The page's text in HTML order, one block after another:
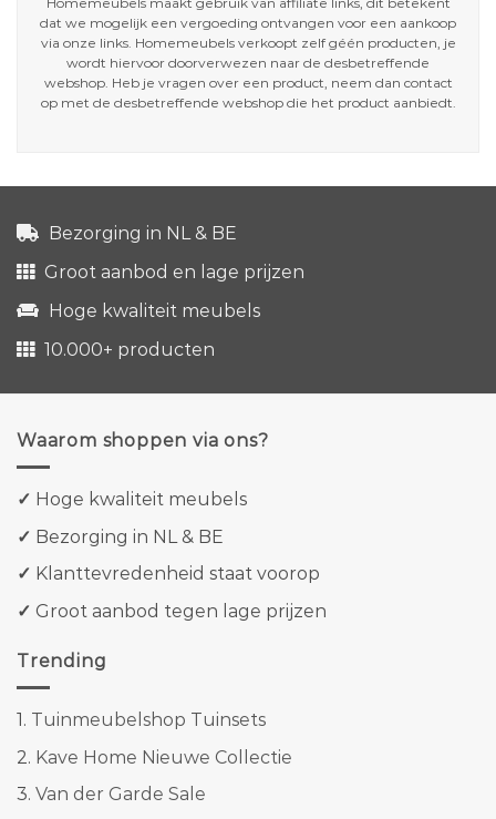
dat we mogelijk een vergoeding ontvangen voor een aankoop
via onze links. Homemeubels verkoopt zelf géén producten, je
wordt hiervoor doorverwezen naar de desbetreffende
webshop. Heb je vragen over een product, neem dan contact
op met de desbetreffende webshop die het product aanbiedt.
Bezorging in NL & BE
Groot aanbod en lage prijzen
Hoge kwaliteit meubels
10.000+ producten
Waarom shoppen via ons?
✓ Hoge kwaliteit meubels
✓ Bezorging in NL & BE
✓ Klanttevredenheid staat voorop
✓ Groot aanbod tegen lage prijzen
Trending
1. Tuinmeubelshop Tuinsets
2. Kave Home Nieuwe Collectie
3. Van der Garde Sale